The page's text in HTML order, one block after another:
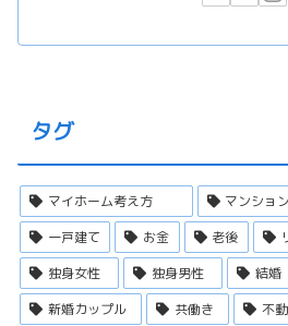
タグ
マイホーム考え方 マンション
一戸建て
お金 老後
独身女性
独身男性 結婚
新婚カップル
共働き 不